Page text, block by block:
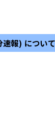
報) について